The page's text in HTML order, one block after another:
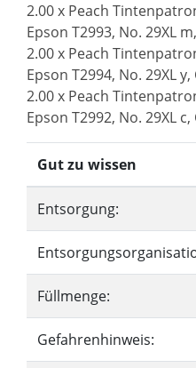
2.00 x Peach
Epson T2993, No. 29XL
2.00 x Peach
Epson T2994, No. 29XL
2.00 x Peach
Epson T2992, No. 29XL
Gut zu wissen
Entsorgung:
Füllmenge:
Gefahrenhinweis: